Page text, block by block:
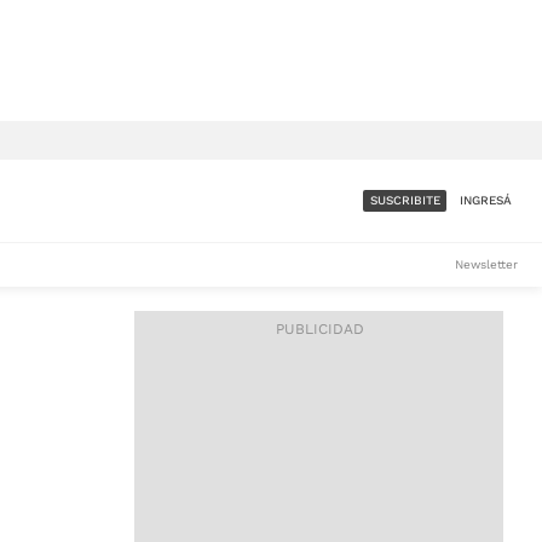
ACCESO FULL - $1.800/MES
SUSCRIBITE INGRESÁ
Newsletter